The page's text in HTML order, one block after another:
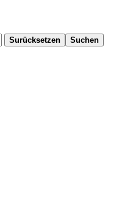
Surücksetzen
Suchen